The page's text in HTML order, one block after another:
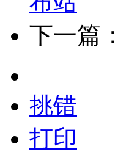
下一篇：
挑错
打印